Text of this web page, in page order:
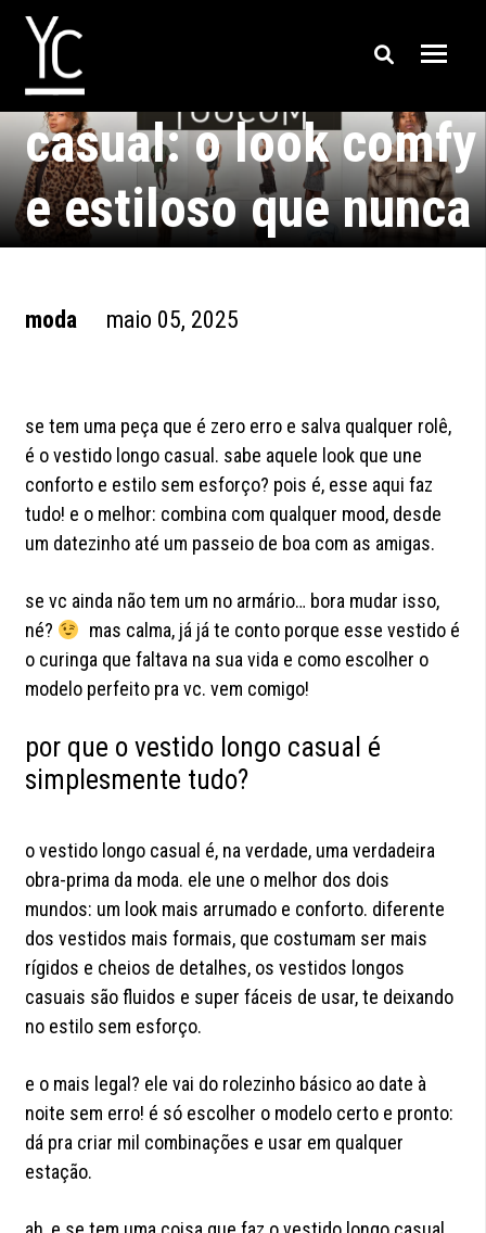
vestido longo
casual: o look comfy
e estiloso que nunca
moda maio 05, 2025
se tem uma peça que é zero erro e salva qualquer rolê,
é o vestido longo casual. sabe aquele look que une
conforto e estilo sem esforço? pois é, esse aqui faz
tudo! e o melhor: combina com qualquer mood, desde
um datezinho até um passeio de boa com as amigas.
se vc ainda não tem um no armário… bora mudar isso,
né?
mas calma, já já te conto porque esse vestido é
o curinga que faltava na sua vida e como escolher o
modelo perfeito pra vc. vem comigo!
por que o vestido longo casual é
simplesmente tudo?
o vestido longo casual é, na verdade, uma verdadeira
obra-prima da moda. ele une o melhor dos dois
mundos: um look mais arrumado e conforto. diferente
dos vestidos mais formais, que costumam ser mais
rígidos e cheios de detalhes, os vestidos longos
casuais são fluidos e super fáceis de usar, te deixando
no estilo sem esforço.
e o mais legal? ele vai do rolezinho básico ao date à
noite sem erro! é só escolher o modelo certo e pronto:
dá pra criar mil combinações e usar em qualquer
estação.